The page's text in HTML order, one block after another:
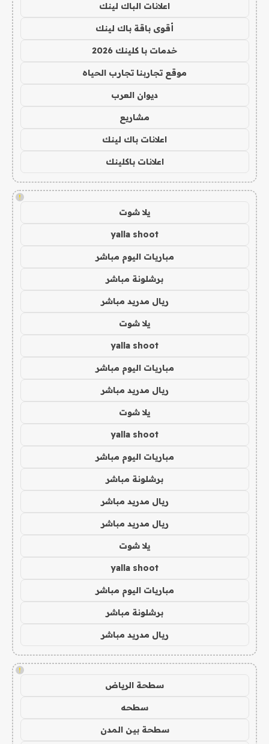
اعلانات الباك لينك
أقوى باقة باك لينك
خدمات با كلينك 2026
موقع تجاربنا تجارب الحياه
ديوان العرب
مشاريع
اعلانات باك لينك
اعلانات باكلينك
!
يلا شوت
yalla shoot
مباريات اليوم مباشر
برشلونة مباشر
ريال مدريد مباشر
يلا شوت
yalla shoot
مباريات اليوم مباشر
ريال مدريد مباشر
يلا شوت
yalla shoot
مباريات اليوم مباشر
برشلونة مباشر
ريال مدريد مباشر
ريال مدريد مباشر
يلا شوت
yalla shoot
مباريات اليوم مباشر
برشلونة مباشر
ريال مدريد مباشر
!
سطحة الرياض
سطحه
سطحة بين المدن